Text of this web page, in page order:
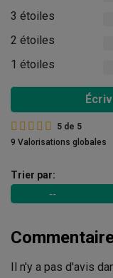
3 étoiles
2 étoiles
1 étoiles
5 de 5
9 Valorisations globales
Trier par:
Il n'y a pas d'avis